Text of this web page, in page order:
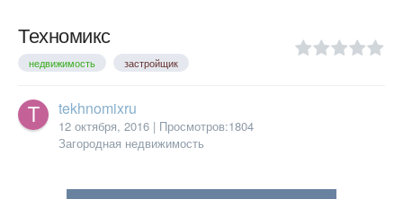
Техномикс
недвижимость застройщик
tekhnomixru
12 октября, 2016 | Просмотров:1804
Загородная недвижимость